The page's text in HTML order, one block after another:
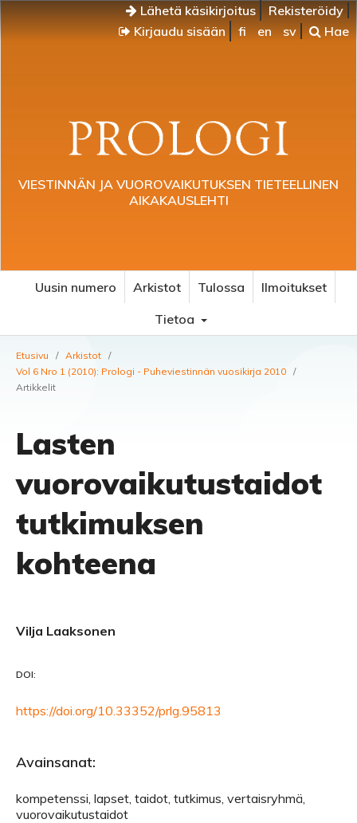
Lähetä käsikirjoitus
Rekisteröidy
Kirjaudu sisään
fi en sv Hae
VIESTINNÄN JA VUOROVAIKUTUKSEN TIETEELLINEN
AIKAKAUSLEHTI
Uusin numero Arkistot Tulossa
Ilmoitukset
Tietoa
Etusivu / Arkistot /
Vol 6 Nro 1 (2010): Prologi - Puheviestinnän vuosikirja 2010 /
Artikkelit
Lasten
vuorovaikutustaidot
tutkimuksen
kohteena
Vilja Laaksonen
DOI:
https://doi.org/10.33352/prlg.95813
Avainsanat:
kompetenssi, lapset, taidot, tutkimus, vertaisryhmä,
vuorovaikutustaidot